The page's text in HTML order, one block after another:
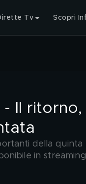
Tv Scopri
- Il
della
in